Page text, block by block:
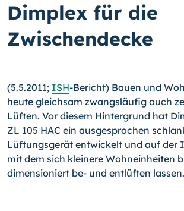
Dimplex für die
Zwischendecke
(5.5.2011; ISH-Bericht) Bauen und
heute gleichsam zwangsläufig auch
Lüften. Vor diesem Hintergrund hat
ZL 105 HAC ein ausgesprochen
Lüftungsgerät entwickelt und auf der
mit dem sich kleinere Wohneinheiten
dimensioniert be- und entlüften lassen.